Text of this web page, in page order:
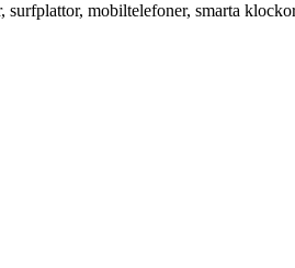
mobiltelefoner, smarta